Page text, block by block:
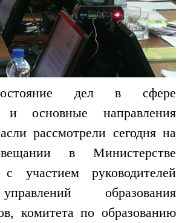
дел в сфере
и основные направления
рассмотрели сегодня на
в Министерстве
с участием руководителей
образования
комитета по образованию